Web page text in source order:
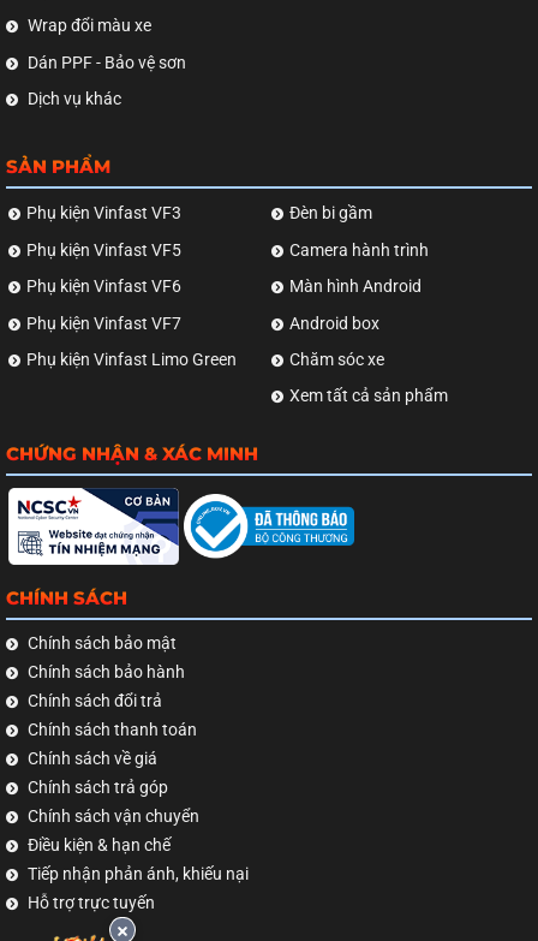
Wrap đổi màu xe
Dán PPF - Bảo vệ sơn
Dịch vụ khác
SẢN PHẨM
Phụ kiện Vinfast VF3
Phụ kiện Vinfast VF5
Phụ kiện Vinfast VF6
Phụ kiện Vinfast VF7
Phụ kiện Vinfast Limo Green
Đèn bi gầm
Camera hành trình
Màn hình Android
Android box
Chăm sóc xe
Xem tất cả sản phẩm
CHỨNG NHẬN & XÁC MINH
CHÍNH SÁCH
Chính sách bảo mật
Chính sách bảo hành
Chính sách đổi trả
Chính sách thanh toán
Chính sách về giá
Chính sách trả góp
Chính sách vận chuyển
Điều kiện & hạn chế
Tiếp nhận phản ánh, khiếu nại
Hỗ trợ trực tuyến